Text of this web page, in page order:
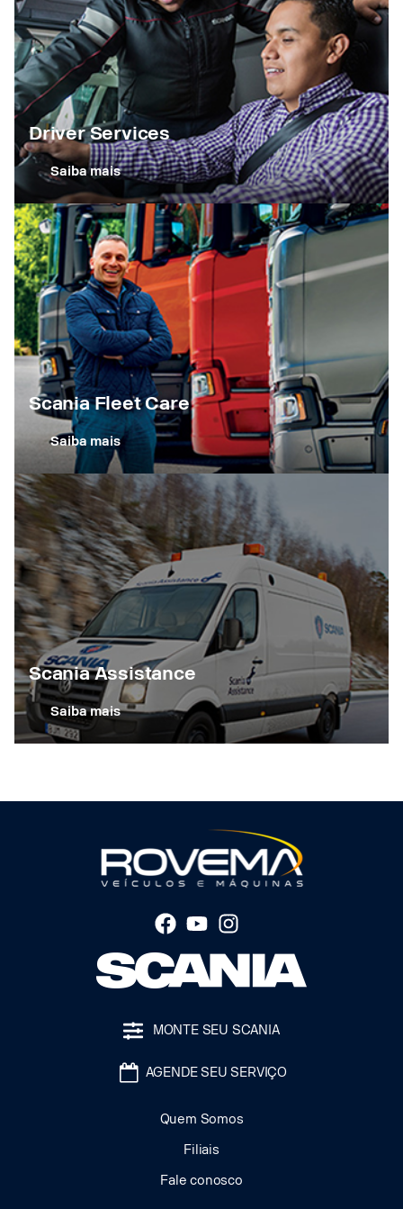
Driver Services
Saiba mais
Scania Fleet Care
Saiba mais
Scania Assistance
Saiba mais
MONTE SEU SCANIA
AGENDE SEU SERVIÇO
Quem Somos
Filiais
Fale conosco